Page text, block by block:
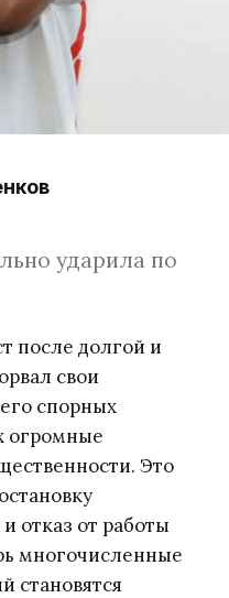
ударила по
после долгой и
свои
спорных
огромные
Это
отказ от работы
многочисленные
становятся